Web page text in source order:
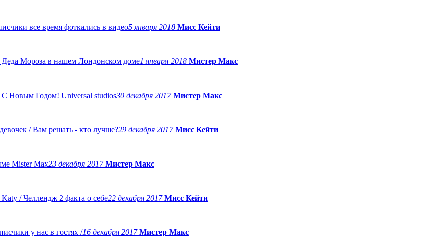
5 января 2018 Мисс Кейти
1 января 2018 Мистер Макс
30 декабря 2017Мистер Макс
29 декабря 2017Мисс Кейти
23 декабря 2017Мистер Макс
22 декабря 2017Мисс Кейти
16 декабря 2017Мистер Макс